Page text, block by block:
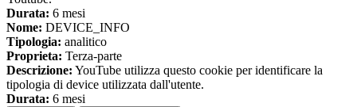
Durata: 6 mesi
Nome: DEVICE_INFO
Tipologia: analitico
Proprieta: Terza-parte
Descrizione: YouTube utilizza questo cookie per identificare la
tipologia di device utilizzata dall'utente.
Durata: 6 mesi